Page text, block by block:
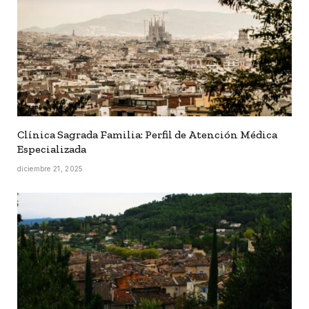
Clínica Sagrada Familia: Perfil de Atención Médica
Especializada
diciembre 21, 2025